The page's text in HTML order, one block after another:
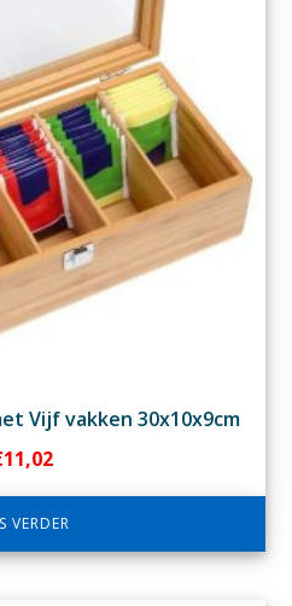
Vijf vakken 30x10x9cm
11,02
VERDER